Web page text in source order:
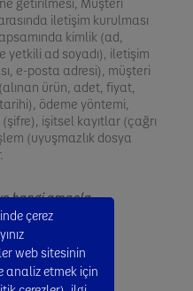
iletişim kurulması
kimlik (ad,
yetkili ad soyadı), iletişim
e-posta adresi), müşteri
ürün, adet, fiyat,
ödeme yöntemi,
işitsel kayıtlar (çağrı
(uyuşmazlık dosya
hangi amaçla
gruplarına
çerez
web sitesinin
analiz etmek için